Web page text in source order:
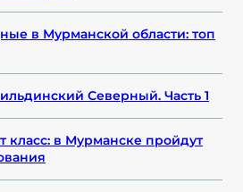
в Мурманской области: топ
Северный. Часть 1
класс: в Мурманске пройдут